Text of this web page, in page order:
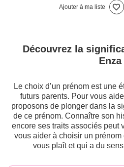
Ajouter à ma liste
Découvrez la
Enza
Le choix d’un prénom est une
futurs parents. Pour vous
proposons de plonger dans la
de ce prénom. Connaître son
encore ses traits associés peut
vous aider à choisir un
vous plaît et qui a du